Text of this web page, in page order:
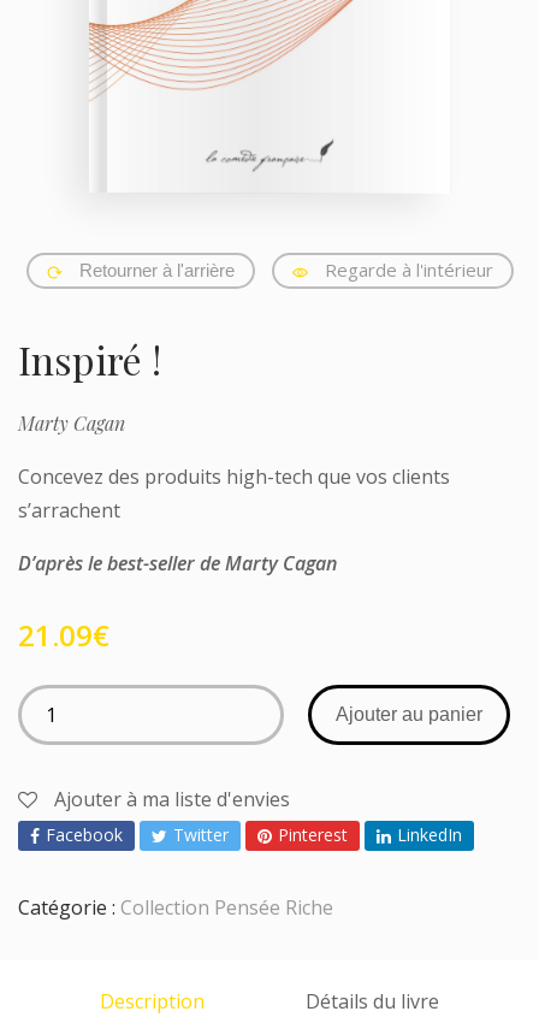
Retourner à l'arrière Regarde à l'intérieur
Inspiré !
Marty Cagan
Concevez des produits high-tech que vos clients
s’arrachent
D’après le best-seller de Marty Cagan
21.09€
Ajouter au panier
Ajouter à ma liste d'envies
Facebook Twitter Pinterest LinkedIn
Catégorie : Collection Pensée Riche
Description Détails du livre